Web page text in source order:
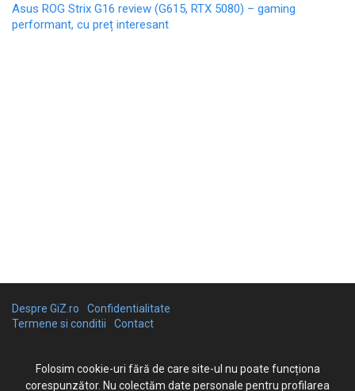
Asus ROG Strix G16 review (G615, RTX 5080) – gaming
performant, cu preț interesant
Despre GiZ.ro
Confidentialitate
Termene si conditii
Contact
Folosim cookie-uri fără de care site-ul nu poate funcționa
corespunzător. Nu colectăm date personale pentru profilarea